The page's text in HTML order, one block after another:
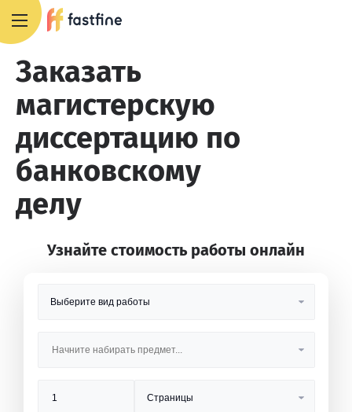
Заказать
магистерскую
диссертацию по
банковскому
делу
Узнайте стоимость работы онлайн